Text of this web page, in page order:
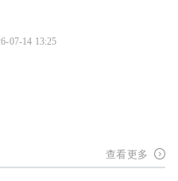
07-14 13:25
查看更多